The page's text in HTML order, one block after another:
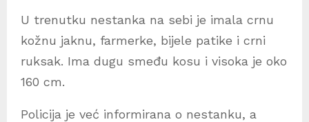
U trenutku nestanka na sebi je imala crnu
kožnu jaknu, farmerke, bijele patike i crni
ruksak. Ima dugu smeđu kosu i visoka je oko
160 cm.
Policija je već informirana o nestanku, a